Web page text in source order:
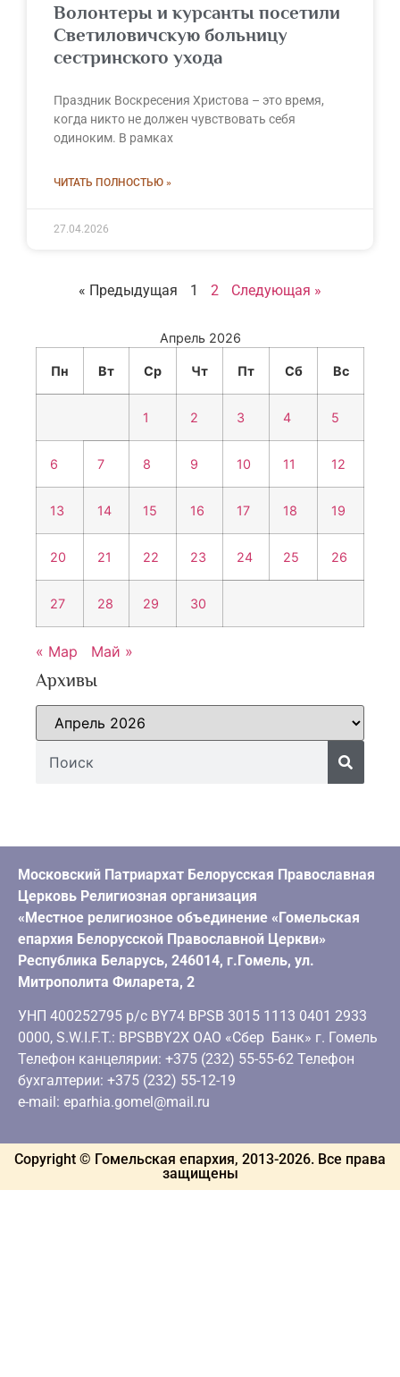
Волонтеры и курсанты посетили
Светиловичскую больницу
сестринского ухода
Праздник Воскресения Христова – это время,
когда никто не должен чувствовать себя
одиноким. В рамках
ЧИТАТЬ ПОЛНОСТЬЮ »
27.04.2026
« Предыдущая 1 2 Следующая »
Апрель 2026
Пн Вт Ср Чт Пт Сб Вс
1 2 3 4 5
6 7 8 9 10 11 12
13 14 15 16 17 18 19
20 21 22 23 24 25 26
27 28 29 30
« Мар Май »
Архивы
Московский Патриархат Белорусская Православная
Церковь Религиозная организация
«Местное религиозное объединение «Гомельская
епархия Белорусской Православной Церкви»
Республика Беларусь, 246014, г.Гомель, ул.
Митрополита Филарета, 2
УНП 400252795 р/с BY74 BPSB 3015 1113 0401 2933
0000, S.W.I.F.T.: BPSBBY2X ОАО «Сбер Банк» г. Гомель
Телефон канцелярии: +375 (232) 55-55-62 Телефон
бухгалтерии: +375 (232) 55-12-19
e-mail: eparhia.gomel@mail.ru
Copyright © Гомельская епархия, 2013-2026. Все права
защищены